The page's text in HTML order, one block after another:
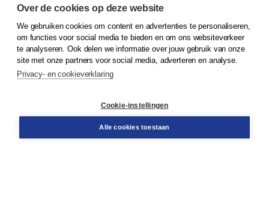
© 2026Koninklijke Boom uitgevers
Klantenservice
Service & informatie
Contact
Over de cookies op deze website
We gebruiken cookies om content en advertenties te personaliseren,
om functies voor social media te bieden en om ons websiteverkeer
te analyseren. Ook delen we informatie over jouw gebruik van onze
site met onze partners voor social media, adverteren en analyse.
Privacy- en cookieverklaring
Cookie-instellingen
Alle cookies toestaan